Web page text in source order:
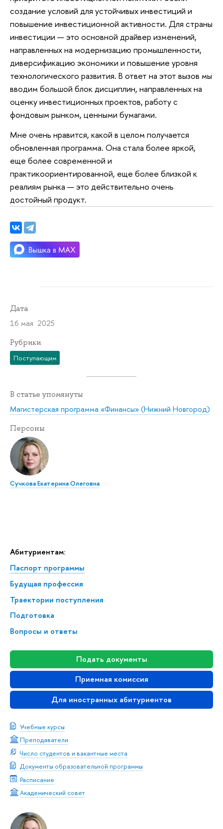
Абитуриентам:
Паспорт программы
Будущая профессия
Траектории поступления
Подготовка
Вопросы и ответы
Подать документы
Приемная комиссия
Для иностранных абитуриентов
Учебные курсы
Преподаватели
Число студентов и вакантные места
Документы образовательной программы
Расписание
Академический совет
создание условий для устойчивых инвестиций и
повышение инвестиционной активности. Для страны
инвестиции — это основной драйвер изменений,
направленных на модернизацию промышленности,
диверсификацию экономики и повышение уровня
технологического развития. В ответ на этот вызов мы
вводим большой блок дисциплин, направленных на
оценку инвестиционных проектов, работу с
фондовым рынком, ценными бумагами.
Мне очень нравится, какой в целом получается
обновленная программа. Она стала более яркой,
еще более современной и
практикоориентированной, еще более близкой к
реалиям рынка — это действительно очень
достойный продукт.
Дата
16 мая 2025
Рубрики
Поступающим
В статье упомянуты
Магистерская программа «Финансы» (Нижний Новгород)
Персоны
Сучкова Екатерина Олеговна